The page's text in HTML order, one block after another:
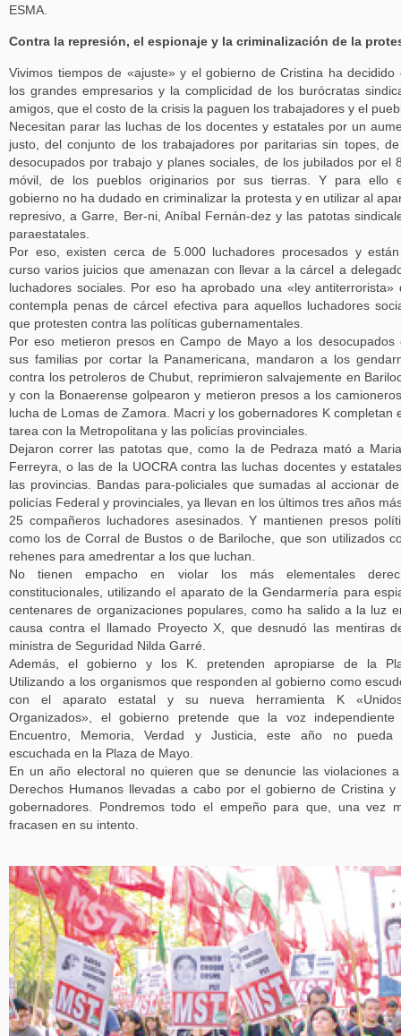
ESMA.
Contra la represión, el espionaje y la criminalización de la
Vivimos tiempos de «ajuste» y el gobierno de Cristina ha decidido
los grandes empresarios y la complicidad de los burócratas
amigos, que el costo de la crisis la paguen los trabajadores y el
Necesitan parar las luchas de los docentes y estatales por un
justo, del conjunto de los trabajadores por paritarias sin topes,
desocupados por trabajo y planes sociales, de los jubilados por el
móvil, de los pueblos originarios por sus tierras. Y para ello
gobierno no ha dudado en criminalizar la protesta y en utilizar al
represivo, a Garre, Ber-ni, Aníbal Fernán-dez y las patotas
paraestatales.
Por eso, existen cerca de 5.000 luchadores procesados y
curso varios juicios que amenazan con llevar a la cárcel a
luchadores sociales. Por eso ha aprobado una «ley antiterrorista»
contempla penas de cárcel efectiva para aquellos luchadores
que protesten contra las políticas gubernamentales.
Por eso metieron presos en Campo de Mayo a los desocupados
sus familias por cortar la Panamericana, mandaron a los
contra los petroleros de Chubut, reprimieron salvajemente en
y con la Bonaerense golpearon y metieron presos a los
lucha de Lomas de Zamora. Macri y los gobernadores K completan
tarea con la Metropolitana y las policías provinciales.
Dejaron correr las patotas que, como la de Pedraza mató a
Ferreyra, o las de la UOCRA contra las luchas docentes y
las provincias. Bandas para-policiales que sumadas al accionar
policías Federal y provinciales, ya llevan en los últimos tres años
25 compañeros luchadores asesinados. Y mantienen presos
como los de Corral de Bustos o de Bariloche, que son utilizados
rehenes para amedrentar a los que luchan.
No tienen empacho en violar los más elementales
constitucionales, utilizando el aparato de la Gendarmería para
centenares de organizaciones populares, como ha salido a la luz
causa contra el llamado Proyecto X, que desnudó las mentiras
ministra de Seguridad Nilda Garré.
Además, el gobierno y los K. pretenden apropiarse de la
Utilizando a los organismos que responden al gobierno como
con el aparato estatal y su nueva herramienta K
Organizados», el gobierno pretende que la voz independiente
Encuentro, Memoria, Verdad y Justicia, este año no pueda
escuchada en la Plaza de Mayo.
En un año electoral no quieren que se denuncie las violaciones
Derechos Humanos llevadas a cabo por el gobierno de Cristina y
gobernadores. Pondremos todo el empeño para que, una vez
fracasen en su intento.